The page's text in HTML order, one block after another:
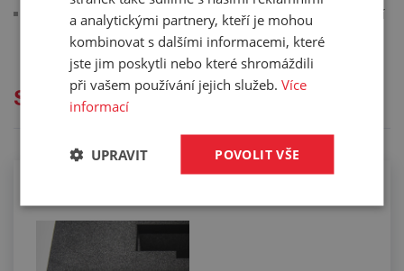
kufry 05987068, 05987069 a 05987081 jsou na kratší spodní
straně vybaveny dvěma páry koleček
Služby
a analytickými partnery, kteří je mohou
kombinovat s dalšími informacemi, které
jste jim poskytli nebo které shromáždili
při vašem používání jejich služeb.Více
informací
POVOLIT VŠE
UPRAVIT